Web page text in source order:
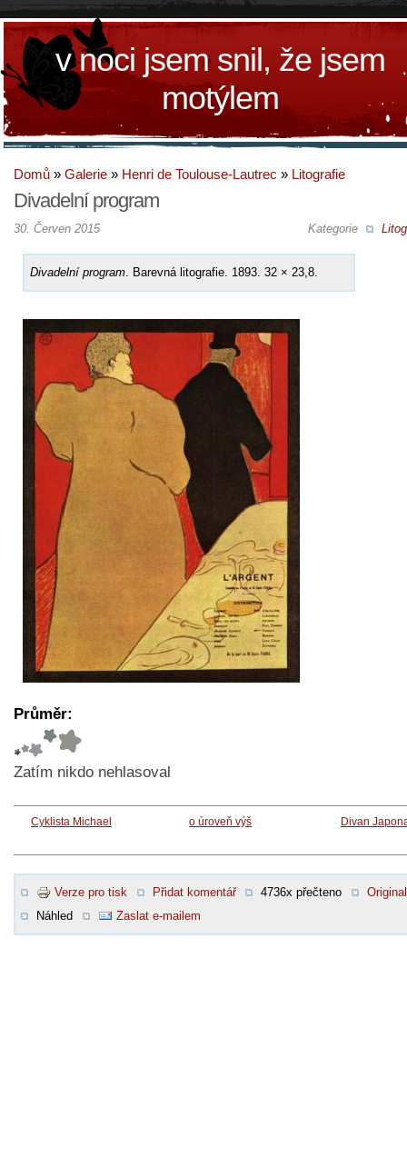
v noci jsem snil, že jsem
motýlem
Domů » Galerie » Henri de Toulouse-Lautrec » Litografie
Divadelní program
Kategorie
30. Červen 2015
Divadelní program . Barevná litografie. 1893. 32 × 23,8.
Průměr:
Zatím nikdo nehlasoval
Cyklista Michael o úroveň výš Divan
Verze pro tisk Přidat komentář 4736x přečteno
Original
Náhled
Zaslat e-mailem